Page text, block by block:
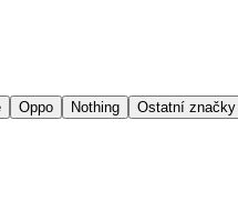
Oppo Nothing Ostatní značky